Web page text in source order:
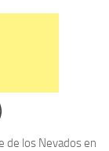
de los Nevados en